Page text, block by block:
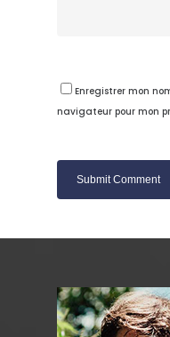
Enregistrer mon
navigateur pour mon